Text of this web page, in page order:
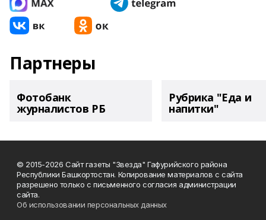
Партнеры
Фотобанк
журналистов РБ
Рубрика "Еда и
напитки"
© 2015-2026 Сайт газеты "Звезда" Гафурийского района
Республики Башкортостан. Копирование материалов с сайта
разрешено только с письменного согласия администрации
сайта.
Об использовании персональных данных